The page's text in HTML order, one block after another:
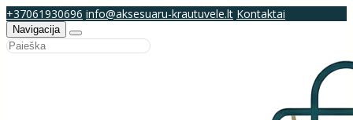
+37061930696 info@aksesuaru-krautuvele.lt Kontaktai
Navigacija